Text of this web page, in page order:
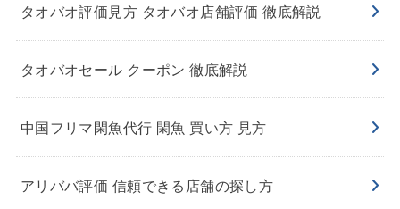
タオバオ評価見方 タオバオ店舗評価 徹底解説
タオバオセール クーポン 徹底解説
中国フリマ閑魚代行 閑魚 買い方 見方
アリババ評価 信頼できる店舗の探し方